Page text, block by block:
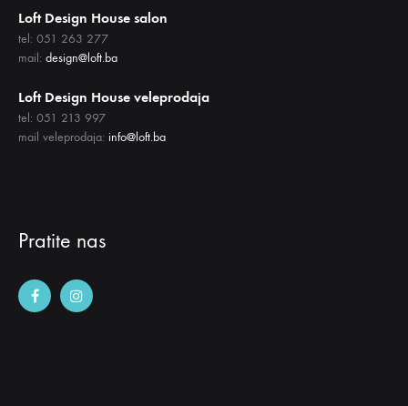
Loft Design House salon
tel: 051 263 277
mail: design@loft.ba
Loft Design House veleprodaja
tel: 051 213 997
mail veleprodaja: info@loft.ba
Pratite nas